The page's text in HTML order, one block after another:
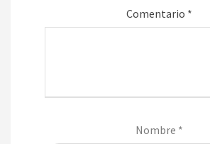
Comentario *
Nombre *